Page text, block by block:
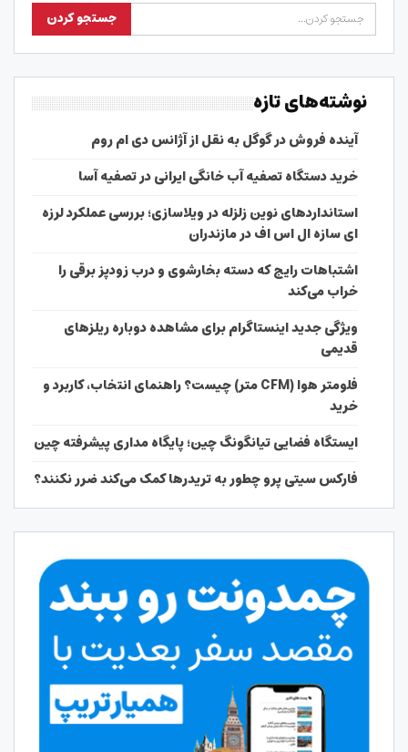
نوشته‌های تازه
آینده فروش در گوگل به نقل از آژانس دی ام روم
خرید دستگاه تصفیه آب خانگی ایرانی در تصفیه آسا
استانداردهای نوین زلزله در ویلاسازی؛ بررسی عملکرد لرزه
ای سازه ال اس اف در مازندران
اشتباهات رایج که دسته بخارشوی و درب زودپز برقی را
خراب می‌کند
ویژگی جدید اینستاگرام برای مشاهده دوباره ریلزهای
قدیمی
فلومتر هوا (CFM متر) چیست؟ راهنمای انتخاب، کاربرد و
خرید
ایستگاه فضایی تیانگونگ چین؛ پایگاه مداری پیشرفته چین
فارکس سیتی پرو چطور به تریدرها کمک می‌کند ضرر نکنند؟